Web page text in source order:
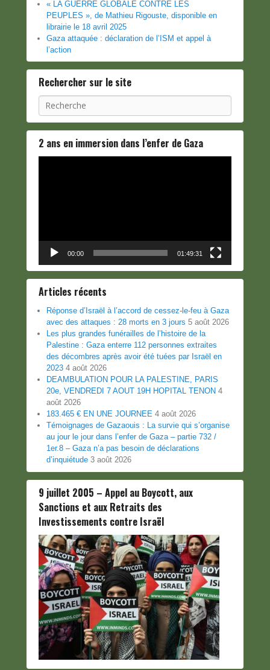
« LA GUERRE GLOBALE CONTRE LES
PEUPLES », de Mathieu Rigouste, disponible en
librairie le 18 avril 2025
Gaza attaquée : déclaration de l’ISM et appel à
l’action
Rechercher sur le site
Recherche
2 ans en immersion dans l’enfer de Gaza
00:00 01:49:31
Articles récents
Réponse d’Israël à l’accord de cessez-le-feu à Gaza
avec des attaques : 28 morts en 3 jours 5 août 2026
Les plus grandes funérailles de l’histoire de la
Palestine : Gaza enterre 112 personnes extraites
des décombres après avoir été tuées par Israël en
2023 4 août 2026
DEAMBULATION POUR LA PALESTINE, PARIS
20e, VENDREDI 7 AOUT 19H HOPITAL TENON 4
août 2026
183.465 € EN UNE JOURNEE 4 août 2026
Témoignages de Gazaouis : La survie qui s’organise
au jour le jour dans l’enfer de Gaza – partie 732 /
1er.8 – Gaza n’a pas besoin de déclarations
d’inquiétude 3 août 2026
9 juillet 2005 – Appel au Boycott, aux
Sanctions et aux Retraits des
Investissements contre Israël